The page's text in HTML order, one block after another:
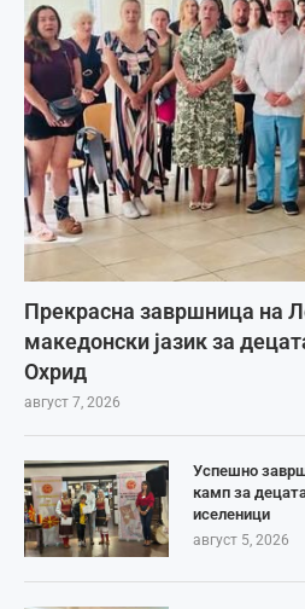
Прекрасна завршница на
македонски јазик за
Охрид
август 7, 2026
Успешно
камп за
иселеници
август 5, 2026